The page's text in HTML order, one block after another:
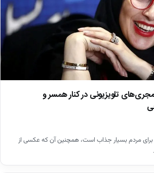
تلویزیونی در کنار همسر و
مردم بسیار جذاب است، همچنین آن که عکسی از